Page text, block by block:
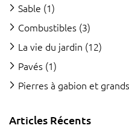
Sable (1)
Combustibles (3)
La vie du jardin (12)
Pavés (1)
Pierres à gabion et
Articles Récents